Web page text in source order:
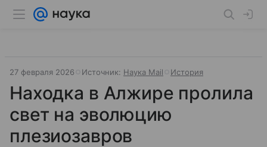
27 февраля 2026 Источник: Наука Mail История
Находка в Алжире пролила
свет на эволюцию
плезиозавров